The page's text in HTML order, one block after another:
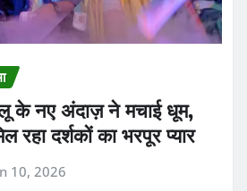
के नए अंदाज़ ने मचाई धूम,
रहा दर्शकों का भरपूर प्यार
10, 2026